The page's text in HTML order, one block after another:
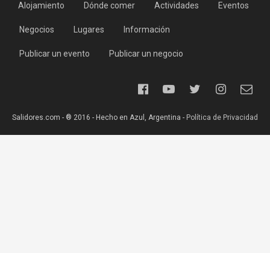
Alojamiento Dónde comer Actividades Eventos
Negocios Lugares Información
Publicar un evento Publicar un negocio
Salidores.com - ® 2016 - Hecho en Azul, Argentina - Política de Privacidad